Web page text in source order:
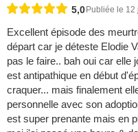
5,0 Publiée le 12
Excellent épisode des
départ car je déteste Elodie
pas le faire.. bah oui car elle
est antipathique en début
craquer... mais finalement
personnelle avec son
est super prenante mais en